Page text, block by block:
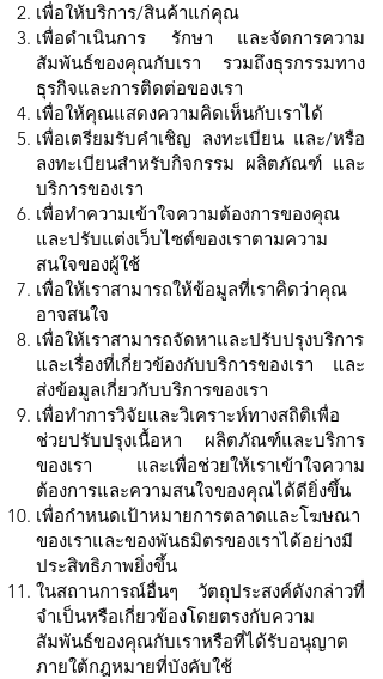
เพื่อให้บริการ/สินค้าแก่คุณ
เพื่อดำเนินการ รักษา และจัดการความ
สัมพันธ์ของคุณกับเรา รวมถึงธุรกรรมทาง
ธุรกิจและการติดต่อของเรา
เพื่อให้คุณแสดงความคิดเห็นกับเราได้
เพื่อเตรียมรับคำเชิญ ลงทะเบียน และ/หรือ
ลงทะเบียนสำหรับกิจกรรม ผลิตภัณฑ์ และ
บริการของเรา
เพื่อทำความเข้าใจความต้องการของคุณ
และปรับแต่งเว็บไซต์ของเราตามความ
สนใจของผู้ใช้
เพื่อให้เราสามารถให้ข้อมูลที่เราคิดว่าคุณ
อาจสนใจ
เพื่อให้เราสามารถจัดหาและปรับปรุงบริการ
และเรื่องที่เกี่ยวข้องกับบริการของเรา และ
ส่งข้อมูลเกี่ยวกับบริการของเรา
เพื่อทำการวิจัยและวิเคราะห์ทางสถิติเพื่อ
ช่วยปรับปรุงเนื้อหา ผลิตภัณฑ์และบริการ
ของเรา และเพื่อช่วยให้เราเข้าใจความ
ต้องการและความสนใจของคุณได้ดียิ่งขึ้น
เพื่อกำหนดเป้าหมายการตลาดและโฆษณา
ของเราและของพันธมิตรของเราได้อย่างมี
ประสิทธิภาพยิ่งขึ้น
ในสถานการณ์อื่นๆ วัตถุประสงค์ดังกล่าวที่
จำเป็นหรือเกี่ยวข้องโดยตรงกับความ
สัมพันธ์ของคุณกับเราหรือที่ได้รับอนุญาต
ภายใต้กฎหมายที่บังคับใช้